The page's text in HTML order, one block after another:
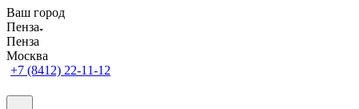
Ваш город
Пенза
Пенза
Москва
+7 (8412) 22-11-12